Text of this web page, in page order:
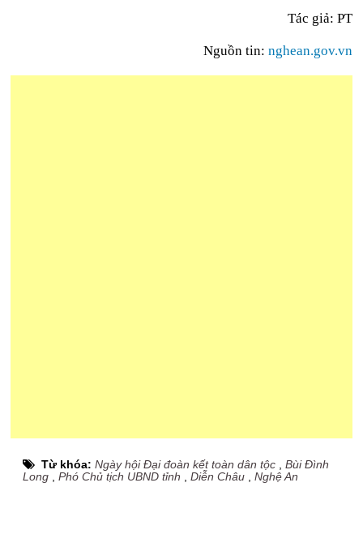
Tác giả: PT
Nguồn tin: nghean.gov.vn
Từ khóa:Ngày hội Đại đoàn kết toàn dân tộc ,Bùi Đình
Long ,Phó Chủ tịch UBND tỉnh ,Diễn Châu ,Nghệ An